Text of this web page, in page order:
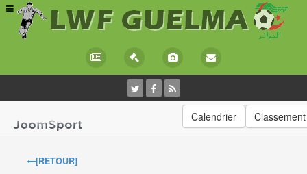
Calendrier Classement
[RETOUR]